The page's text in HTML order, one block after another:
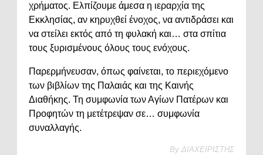
χρήματος. Ελπίζουμε άμεσα η ιεραρχία της
Εκκλησίας, αν κηρυχθεί ένοχος, να αντιδράσει και
να στείλει εκτός από τη φυλακή και… στα σπίτια
τους ξυρισμένους όλους τους ενόχους.
Παρερμήνευσαν, όπως φαίνεται, το περιεχόμενο
των βιβλίων της Παλαιάς και της Καινής
Διαθήκης. Τη συμφωνία των Αγίων Πατέρων και
Προφητών τη μετέτρεψαν σε… συμφωνία
συναλλαγής.
By ΔΙΑΧΕΙΡΙΣΤΗΣ